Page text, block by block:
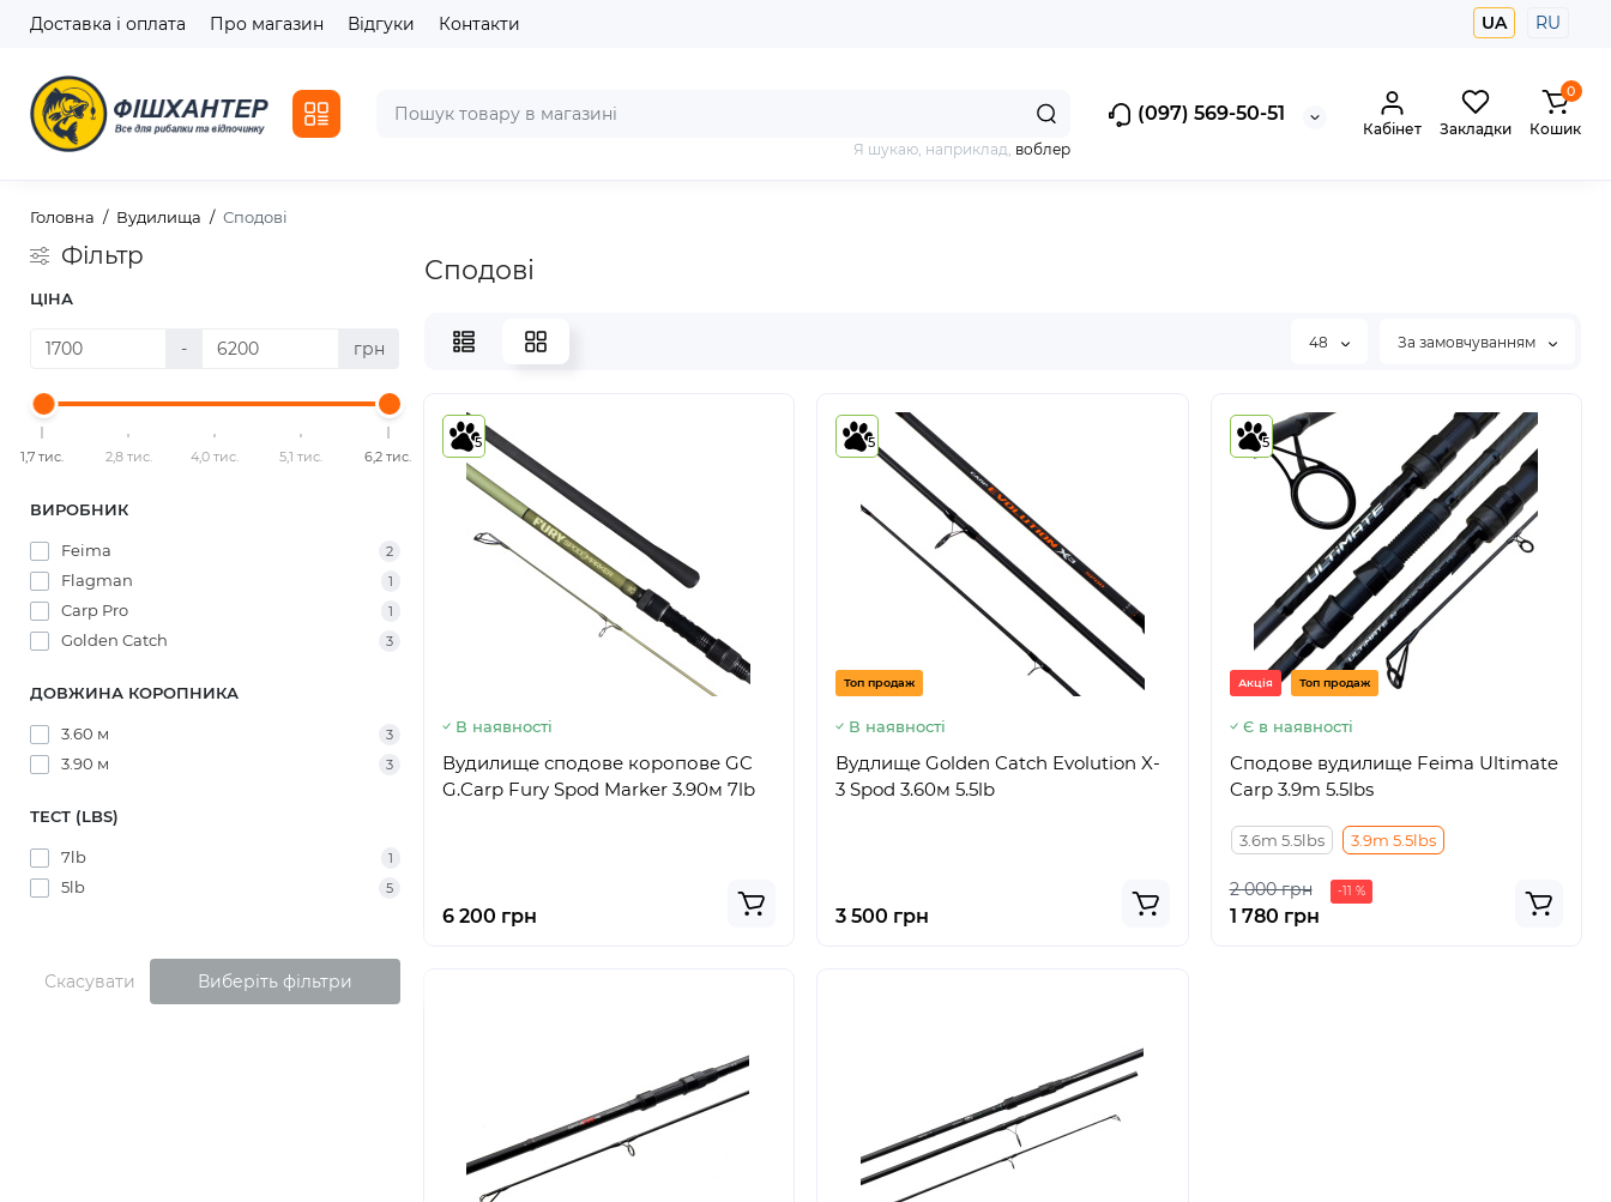
Доставка і оплата Про магазин Відгуки Контакти UA RU
(097) 569-50-51
Я шукаю, наприклад, воблер
Кабінет Закладки
0
Кошик
Головна Вудилища Сподові
Фільтр
ЦІНА
- грн
1,7 тис. 2,8 тис. 4,0 тис. 5,1 тис. 6,2 тис.
ВИРОБНИК
Feima 2
Flagman 1
Carp Pro 1
Golden Catch 3
ДОВЖИНА КОРОПНИКА
3.60 м 3
3.90 м 3
ТЕСТ (LBS)
7lb 1
5lb 5
Скасувати Виберіть фільтри
Сподові
48 За замовчуванням
5
В наявності
Вудилище сподове коропове GC
G.Carp Fury Spod Marker 3.90м 7lb
6 200 грн
5
Топ продаж
В наявності
Вудлище Golden Catch Evolution X-
3 Spod 3.60м 5.5lb
3 500 грн
5
Акція Топ продаж
Є в наявності
Сподове вудилище Feima Ultimate
Carp 3.9m 5.5lbs
3.6m 5.5lbs 3.9m 5.5lbs
2 000 грн -11 %
1 780 грн